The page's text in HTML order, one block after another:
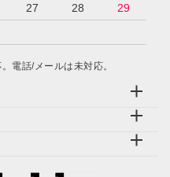
27 28
29
電話/メールは未対応。